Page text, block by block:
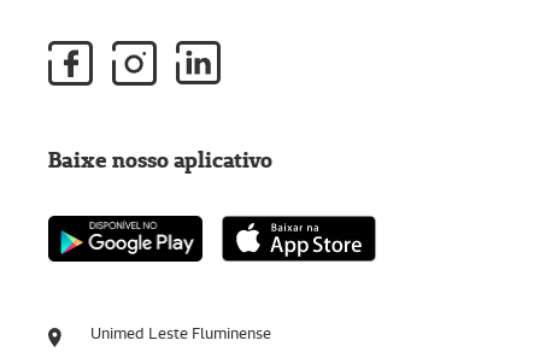
Unimed Leste Fluminense
Baixe nosso aplicativo